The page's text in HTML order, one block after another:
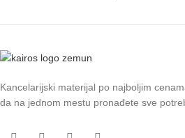
Kancelarijski materijal po najboljim
da na jednom mestu pronađete sve